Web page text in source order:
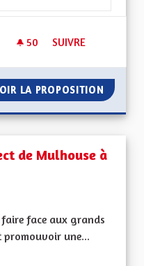
50 50 ABONNÉS
SUIVRE
LA PROPOSITION
de Mulhouse à
face aux grands
promouvoir une...
: Autres